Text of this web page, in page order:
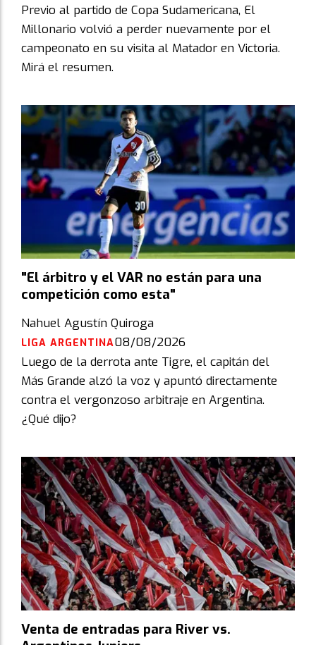
Previo al partido de Copa Sudamericana, El
Millonario volvió a perder nuevamente por el
campeonato en su visita al Matador en Victoria.
Mirá el resumen.
"El árbitro y el VAR no están para una
competición como esta"
Nahuel Agustín Quiroga
LIGA ARGENTINA08/08/2026
Luego de la derrota ante Tigre, el capitán del
Más Grande alzó la voz y apuntó directamente
contra el vergonzoso arbitraje en Argentina.
¿Qué dijo?
Venta de entradas para River vs.